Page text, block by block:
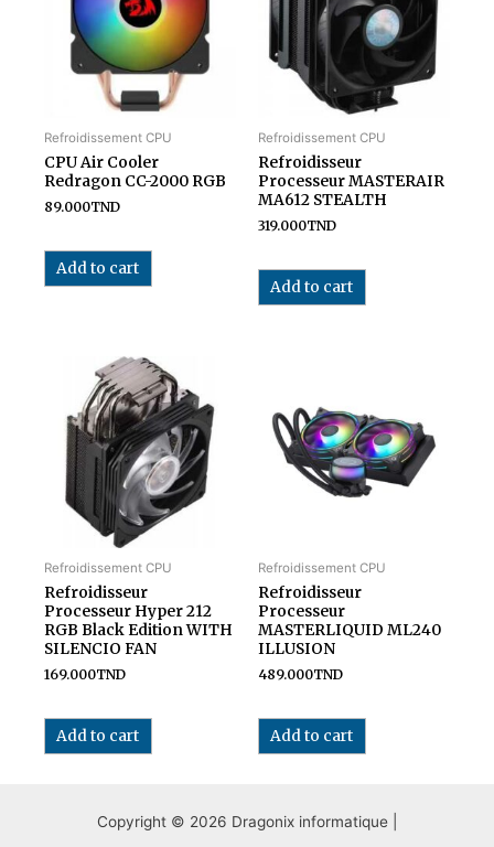
Refroidissement CPU
CPU Air Cooler
Redragon CC-2000 RGB
89.000TND
Add to cart
Refroidissement CPU
Refroidisseur
Processeur MASTERAIR
MA612 STEALTH
319.000TND
Add to cart
Refroidissement CPU
Refroidisseur
Processeur Hyper 212
RGB Black Edition WITH
SILENCIO FAN
169.000TND
Add to cart
Refroidissement CPU
Refroidisseur
Processeur
MASTERLIQUID ML240
ILLUSION
489.000TND
Add to cart
Copyright © 2026 Dragonix informatique |